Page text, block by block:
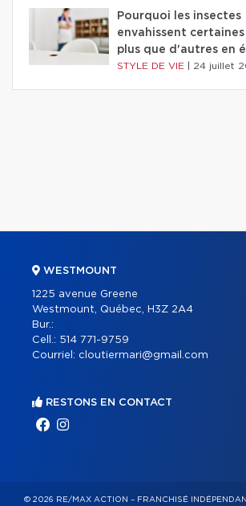
Pourquoi les insectes
envahissent
plus que d'autres en
STYLE DE VIE 24 juillet
WESTMOUNT
1225 avenue Greene
Westmount, Québec, H3Z 2A4
Bur.:
Cell.: 514 771-9759
Courriel: cloutiermari@gmail.com
RESTONS EN CONTACT
© 2026 RE/MAX ACTION – FRANCHISÉ